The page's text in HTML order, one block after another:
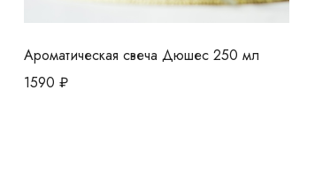
Ароматическая свеча Дюшес 250 мл
1590 ₽